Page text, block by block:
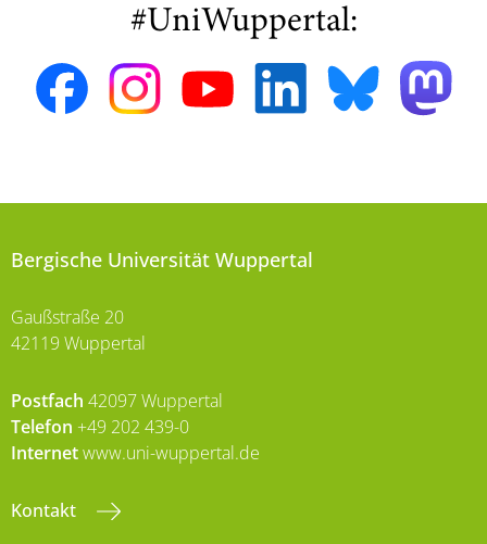
#UniWuppertal:
Bergische Universität Wuppertal
Gaußstraße 20
42119 Wuppertal
Postfach 42097 Wuppertal
Telefon +49 202 439-0
Internetwww.uni-wuppertal.de
Kontakt